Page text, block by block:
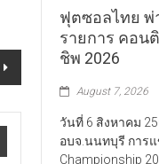
ฟุตซอลไทย พ่
รายการ คอน
ชิพ 2026
August 7, 2026
วันที่ 6 สิงหาคม
อบจ.นนทบุรี การ
Championship